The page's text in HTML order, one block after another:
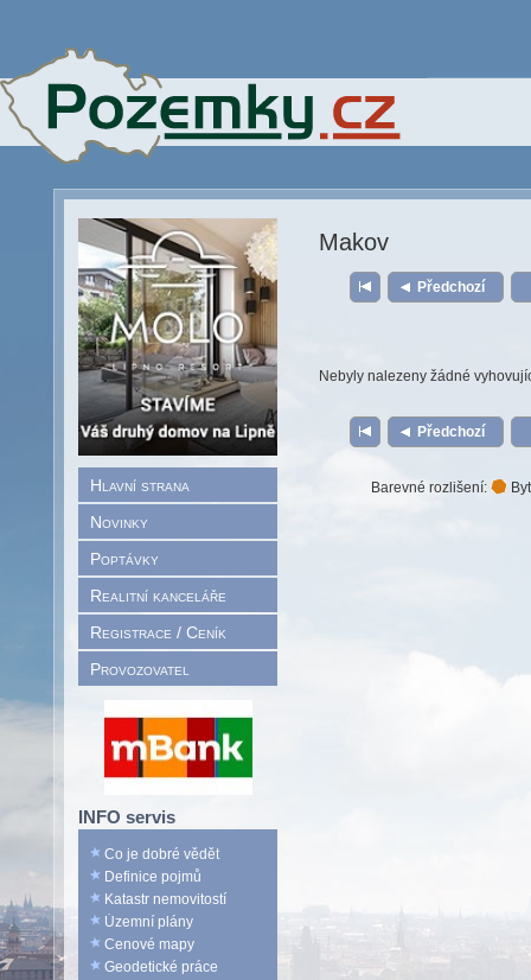
Hlavní strana
Novinky
Poptávky
Realitní kanceláře
Registrace / Ceník
Provozovatel
INFO servis
Co je dobré vědět
Definice pojmů
Katastr nemovitostí
Územní plány
Cenové mapy
Geodetické práce
Makov
Předchozí
Nebyly nalezeny žádné
Předchozí
Barevné rozlišení: